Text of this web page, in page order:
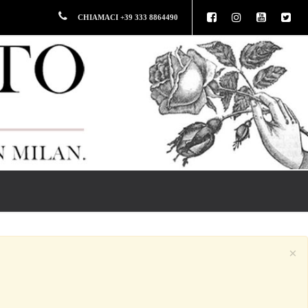
CHIAMACI +39 333 8864490
×